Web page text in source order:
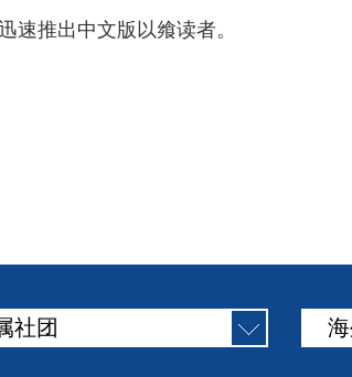
速推出中文版以飨读者。